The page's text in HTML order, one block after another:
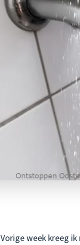
Vorige week kreeg